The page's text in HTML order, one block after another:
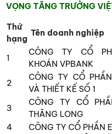
VỌNG TĂNG TRƯỞNG
Thứ
hạng
Tên doanh nghiệp
1
CÔNG TY CỔ
KHOÁN VPBANK
2
CÔNG TY CỔ
VÀ THIẾT KẾ SỐ 1
3
CÔNG TY CỔ
THĂNG LONG
4
CÔNG TY CỔ PHẦN